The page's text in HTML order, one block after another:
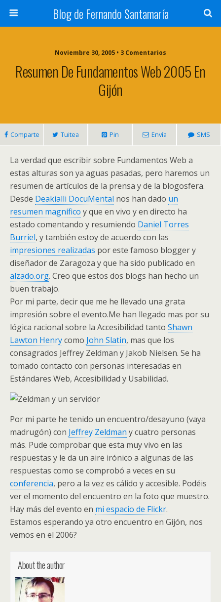
Blog de Fernando Santamaría
Noviembre 30, 2005 • 3 Comentarios
Resumen De Fundamentos Web 2005 En
Gijón
Comparte Tuitea Pin Envía SMS
La verdad que escribir sobre Fundamentos Web a
estas alturas son ya aguas pasadas, pero haremos un
resumen de artículos de la prensa y de la blogosfera.
Desde Deakialli DocuMental nos han dado un
resumen magnífico y que en vivo y en directo ha
estado comentando y resumiendo Daniel Torres
Burriel, y también estoy de acuerdo con las
impresiones realizadas por este famoso blogger y
diseñador de Zaragoza y que ha sido publicado en
alzado.org. Creo que estos dos blogs han hecho un
buen trabajo.
Por mi parte, decir que me he llevado una grata
impresión sobre el evento.Me han llegado mas por su
lógica racional sobre la Accesibilidad tanto Shawn
Lawton Henrycomo John Slatin, mas que los
consagrados Jeffrey Zeldman y Jakob Nielsen. Se ha
tomado contacto con personas interesadas en
Estándares Web, Accesibilidad y Usabilidad.
Por mi parte he tenido un encuentro/desayuno (vaya
madrugón) con Jeffrey Zeldman y cuatro personas
más. Pude comprobar que esta muy vivo en las
respuestas y le da un aire irónico a algunas de las
respuestas como se comprobó a veces en su
conferencia, pero a la vez es cálido y accesible. Podéis
ver el momento del encuentro en la foto que muestro.
Hay más del evento en mi espacio de Flickr.
Estamos esperando ya otro encuentro en Gijón, nos
vemos en el 2006?
About the author